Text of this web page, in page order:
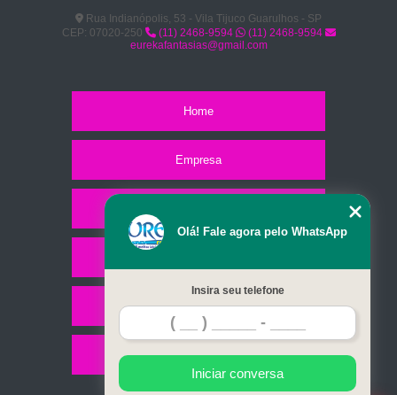
Rua Indianópolis, 53 - Vila Tijuco Guarulhos - SP
CEP: 07020-250
(11) 2468-9594
(11) 2468-9594
eurekafantasias@gmail.com
Home
Empresa
Contato
Mapa do site
Olá! Fale agora pelo WhatsApp
Insira seu telefone
Iniciar conversa